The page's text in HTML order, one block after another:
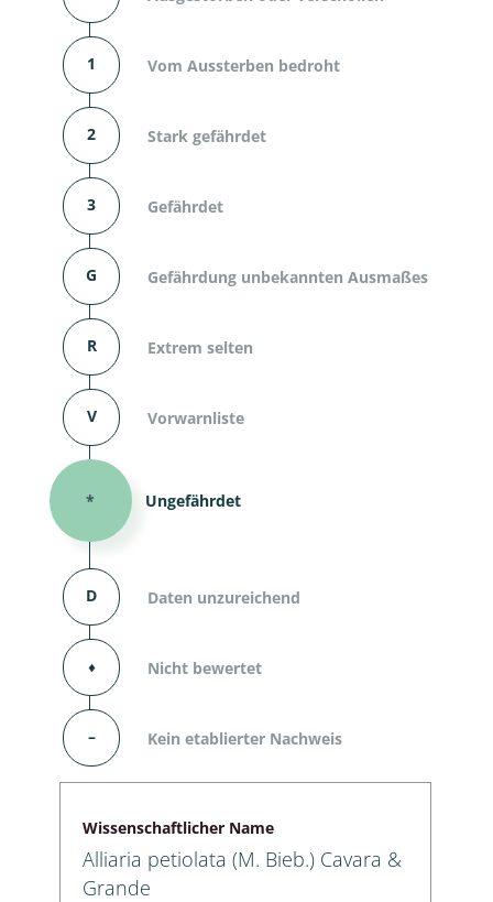
1 Vom Aussterben bedroht
2 Stark gefährdet
3 Gefährdet
G Gefährdung unbekannten Ausmaßes
R Extrem selten
V Vorwarnliste
* Ungefährdet
D Daten unzureichend
⬧ Nicht bewertet
– Kein etablierter Nachweis
Wissenschaftlicher Name
Alliaria petiolata (M. Bieb.) Cavara &
Grande